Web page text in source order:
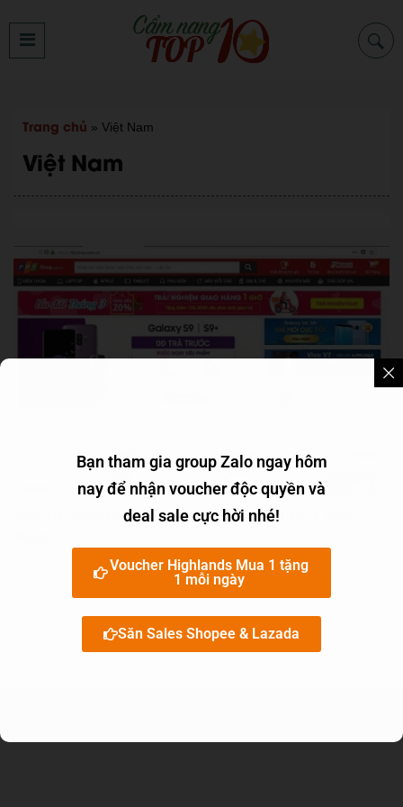
Trang chủ » Việt Nam
Việt Nam
Top 10 website mua sắm trực tuyến lớn ở Việt
Bạn tham gia group Zalo ngay hôm
nay để nhận voucher độc quyền và
deal sale cực hời nhé!
Voucher Highlands Mua 1 tặng
1 mỗi ngày
Săn Sales Shopee & Lazada